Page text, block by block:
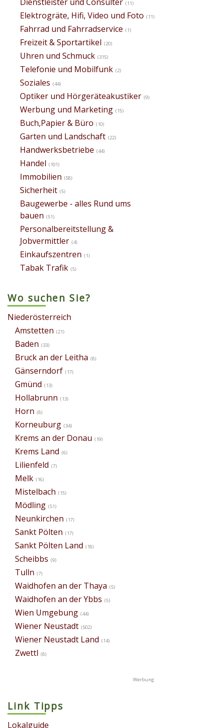
(11)
Elektrogräte, Hifi, Video und Foto (11)
Fahrrad und Fahrradservice (1)
Freizeit & Sportartikel (20)
Uhren und Schmuck (315)
Telefonie und Mobilfunk (2)
Soziales (44)
Optiker und Hörgeräteakustiker (9)
Werbung und Marketing (15)
Buch,Papier & Büro (10)
Garten und Landschaft (22)
Handwerksbetriebe (44)
Handel (101)
Immobilien (58)
Sicherheit (5)
Baugewerbe - alles Rund ums
bauen (51)
Personalbereitstellung &
Jobvermittler (4)
Einkaufszentren (1)
Tabak Trafik (5)
Wo suchen Sie?
Niederösterreich
Amstetten (21)
Baden (33)
Bruck an der Leitha (8)
Gänserndorf (17)
Gmünd (13)
Hollabrunn (13)
Horn (8)
Korneuburg (34)
Krems an der Donau (19)
Krems Land (6)
Lilienfeld (7)
Melk (16)
Mistelbach (15)
Mödling (51)
Neunkirchen (17)
Sankt Pölten (17)
Sankt Pölten Land (18)
Scheibbs (9)
Tulln (7)
Waidhofen an der Thaya (5)
Waidhofen an der Ybbs (5)
Wien Umgebung (44)
Wiener Neustadt (502)
Wiener Neustadt Land (14)
Zwettl (8)
Link Tipps
Lokalguide